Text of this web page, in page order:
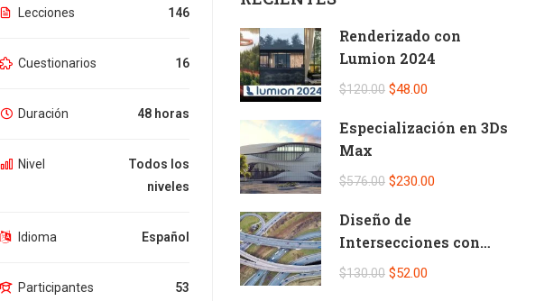
Lecciones 146
Cuestionarios 16
Duración 48 horas
Nivel
Todos los
niveles
Idioma Español
Participantes 53
Renderizado con
Lumion 2024
$120.00 $48.00
Especialización en 3Ds
Max
$576.00 $230.00
Diseño de
Intersecciones con
Civil 3D
$130.00 $52.00